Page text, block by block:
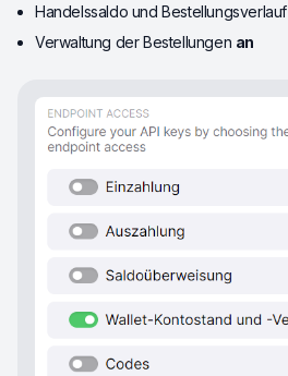
Handelssaldo und Bestellungsverlauf
Verwaltung der Bestellungen an